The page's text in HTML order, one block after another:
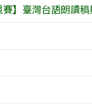
賽】臺灣台語朗讀